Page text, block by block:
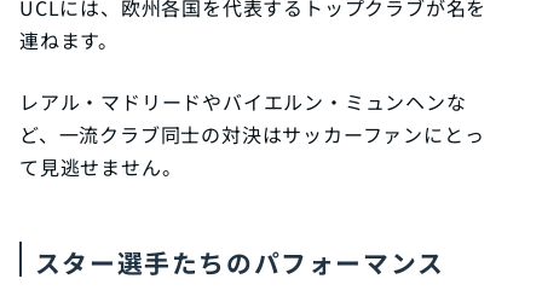
UCLには、欧州各国を代表するトップクラブが名を
連ねます。
レアル・マドリードやバイエルン・ミュンヘンな
ど、一流クラブ同士の対決はサッカーファンにとっ
て見逃せません。
スター選手たちのパフォーマンス